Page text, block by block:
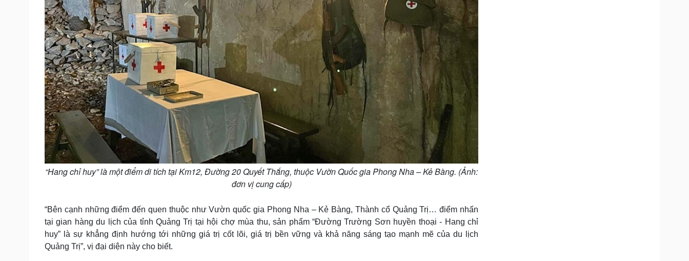
“Hang chỉ huy” là một điểm di tích tại Km12, Đường 20 Quyết Thắng, thuộc Vườn Quốc gia Phong Nha – Kẻ Bàng. (Ảnh:
đơn vị cung cấp)
“Bên cạnh những điểm đến quen thuộc như Vườn quốc gia Phong Nha – Kẻ Bàng, Thành cổ Quảng Trị… điểm nhấn
tại gian hàng du lịch của tỉnh Quảng Trị tại hội chợ mùa thu, sản phẩm “Đường Trường Sơn huyền thoại - Hang chỉ
huy” là sự khẳng định hướng tới những giá trị cốt lõi, giá trị bền vững và khả năng sáng tạo mạnh mẽ của du lịch
Quảng Trị”, vị đại diện này cho biết.